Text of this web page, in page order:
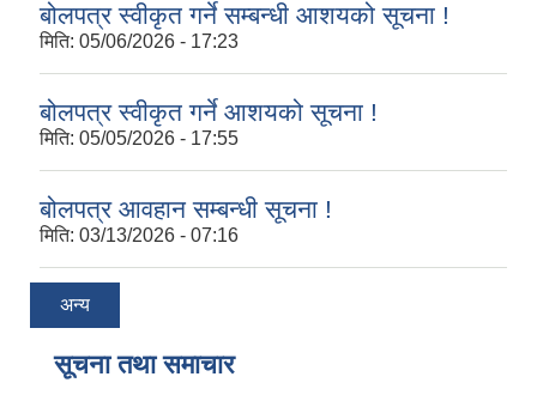
बोलपत्र स्वीकृत गर्ने सम्बन्धी आशयको सूचना !
मिति: 05/06/2026 - 17:23
बोलपत्र स्वीकृत गर्ने आशयको सूचना !
मिति: 05/05/2026 - 17:55
बोलपत्र आवहान सम्बन्धी सूचना !
मिति: 03/13/2026 - 07:16
अन्य
सूचना तथा समाचार